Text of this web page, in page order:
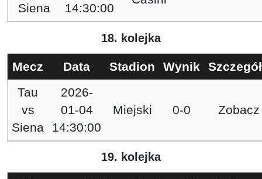
Siena
14:30:00
18. kolejka
Mecz Data Stadion Wynik
Tau
vs
Siena
2026-
01-04
14:30:00
Miejski 0-0 Zobacz
19. kolejka